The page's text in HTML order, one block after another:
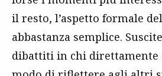
il resto, l’aspetto formale
abbastanza semplice.
dibattiti in chi direttamente